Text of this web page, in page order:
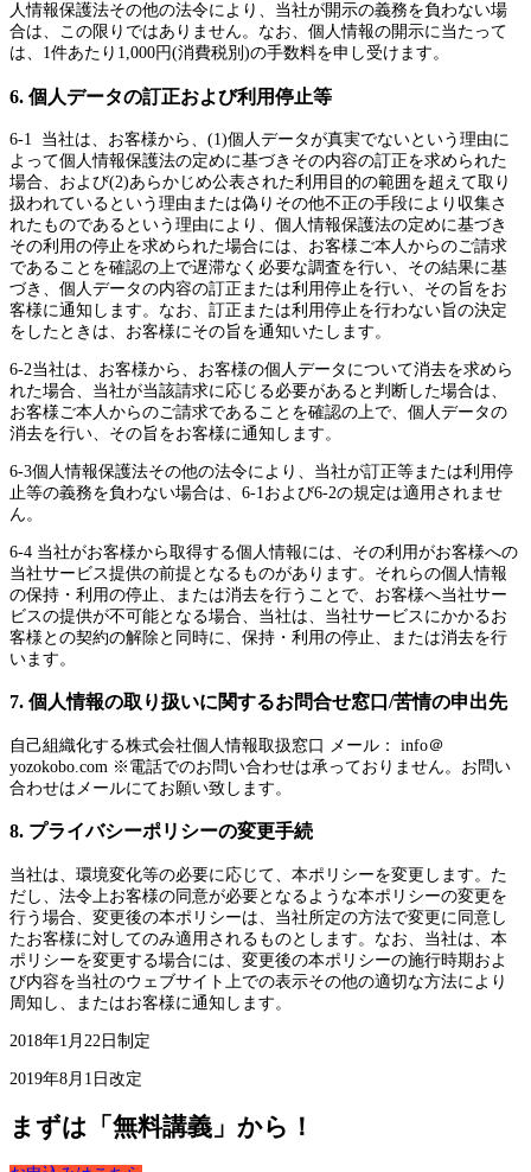
人情報保護法その他の法令により、当社が開示の義務を負わない場
合は、この限りではありません。なお、個人情報の開示に当たって
は、1件あたり1,000円(消費税別)の手数料を申し受けます。
6. 個人データの訂正および利用停止等
6-1 当社は、お客様から、(1)個人データが真実でないという理由に
よって個人情報保護法の定めに基づきその内容の訂正を求められた
場合、および(2)あらかじめ公表された利用目的の範囲を超えて取り
扱われているという理由または偽りその他不正の手段により収集さ
れたものであるという理由により、個人情報保護法の定めに基づき
その利用の停止を求められた場合には、お客様ご本人からのご請求
であることを確認の上で遅滞なく必要な調査を行い、その結果に基
づき、個人データの内容の訂正または利用停止を行い、その旨をお
客様に通知します。なお、訂正または利用停止を行わない旨の決定
をしたときは、お客様にその旨を通知いたします。
6-2当社は、お客様から、お客様の個人データについて消去を求めら
れた場合、当社が当該請求に応じる必要があると判断した場合は、
お客様ご本人からのご請求であることを確認の上で、個人データの
消去を行い、その旨をお客様に通知します。
6-3個人情報保護法その他の法令により、当社が訂正等または利用停
止等の義務を負わない場合は、6-1および6-2の規定は適用されませ
ん。
6-4 当社がお客様から取得する個人情報には、その利用がお客様への
当社サービス提供の前提となるものがあります。それらの個人情報
の保持・利用の停止、または消去を行うことで、お客様へ当社サー
ビスの提供が不可能となる場合、当社は、当社サービスにかかるお
客様との契約の解除と同時に、保持・利用の停止、または消去を行
います。
7. 個人情報の取り扱いに関するお問合せ窓口/苦情の申出先
自己組織化する株式会社個人情報取扱窓口 メール： info＠
yozokobo.com ※電話でのお問い合わせは承っておりません。お問い
合わせはメールにてお願い致します。
8. プライバシーポリシーの変更手続
当社は、環境変化等の必要に応じて、本ポリシーを変更します。た
だし、法令上お客様の同意が必要となるような本ポリシーの変更を
行う場合、変更後の本ポリシーは、当社所定の方法で変更に同意し
たお客様に対してのみ適用されるものとします。なお、当社は、本
ポリシーを変更する場合には、変更後の本ポリシーの施行時期およ
び内容を当社のウェブサイト上での表示その他の適切な方法により
周知し、またはお客様に通知します。
2018年1月22日制定
2019年8月1日改定
まずは「無料講義」から！